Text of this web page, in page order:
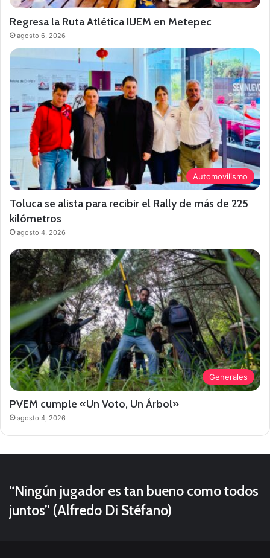
Regresa la Ruta Atlética IUEM en Metepec
agosto 6, 2026
Automovilismo
Toluca se alista para recibir el Rally de más de 225
kilómetros
agosto 4, 2026
Generales
PVEM cumple «Un Voto, Un Árbol»
agosto 4, 2026
“Ningún jugador es tan bueno como todos
juntos” (Alfredo Di Stéfano)